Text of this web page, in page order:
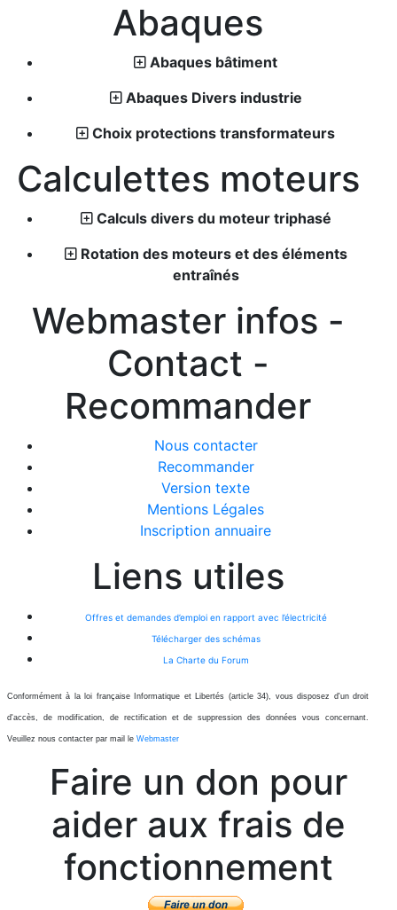
Abaques
Abaques bâtiment
Abaques Divers industrie
Choix protections transformateurs
Calculettes moteurs
Calculs divers du moteur triphasé
Rotation des moteurs et des éléments
entraînés
Webmaster infos -
Contact -
Recommander
Nous contacter
Recommander
Version texte
Mentions Légales
Inscription annuaire
Liens utiles
Offres et demandes d’emploi en rapport avec l’électricité
Télécharger des schémas
La Charte du Forum
Conformément à la loi française Informatique et Libertés (article 34), vous disposez d'un droit
d'accès, de modification, de rectification et de suppression des données vous concernant.
Veuillez nous contacter par mail le Webmaster
Faire un don pour
aider aux frais de
fonctionnement